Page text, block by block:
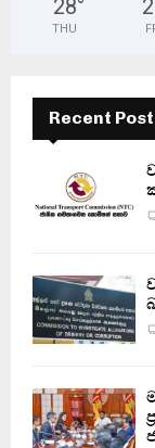
28°
THU
Recent